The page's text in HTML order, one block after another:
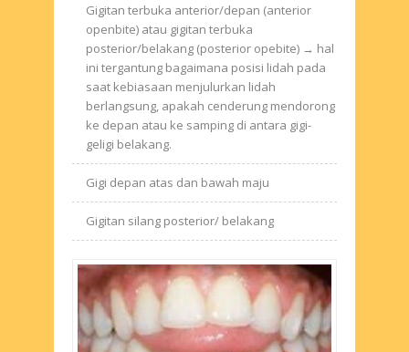
Gigitan terbuka anterior/depan (anterior
openbite) atau gigitan terbuka
posterior/belakang (posterior opebite) → hal
ini tergantung bagaimana posisi lidah pada
saat kebiasaan menjulurkan lidah
berlangsung, apakah cenderung mendorong
ke depan atau ke samping di antara gigi-
geligi belakang.
Gigi depan atas dan bawah maju
Gigitan silang posterior/ belakang